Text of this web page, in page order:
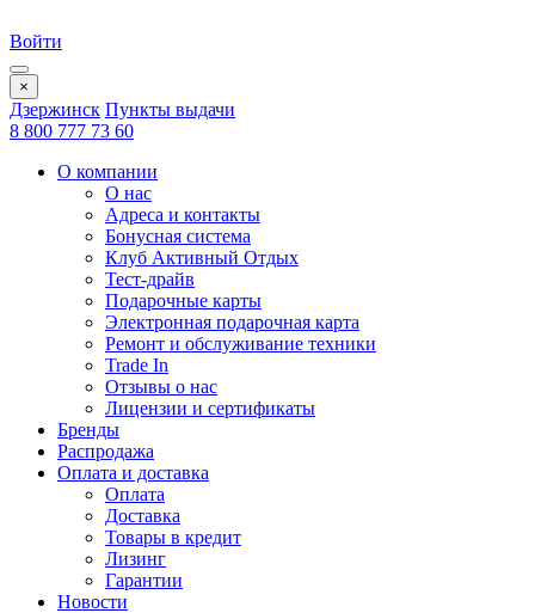
Войти
×
Дзержинск Пункты выдачи
8 800 777 73 60
О компании
О нас
Адреса и контакты
Бонусная система
Клуб Активный Отдых
Тест-драйв
Подарочные карты
Электронная подарочная карта
Ремонт и обслуживание техники
Trade In
Отзывы о нас
Лицензии и сертификаты
Бренды
Распродажа
Оплата и доставка
Оплата
Доставка
Товары в кредит
Лизинг
Гарантии
Новости